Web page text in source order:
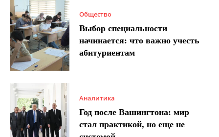
Общество
Выбор специальности
начинается: что важно учесть
абитуриентам
Аналитика
Год после Вашингтона: мир
стал практикой, но еще не